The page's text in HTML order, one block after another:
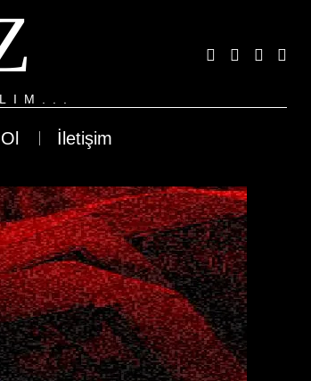
İletişim